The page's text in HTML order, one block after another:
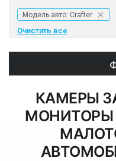
Модель авто: Crafter
Очистить все
КАМЕРЫ
МОНИТОРЫ